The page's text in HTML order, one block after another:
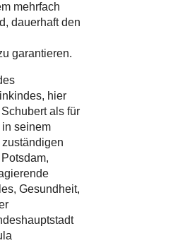
mehrfach
dauerhaft den
garantieren.
hier
als für
seinem
Gesundheit,